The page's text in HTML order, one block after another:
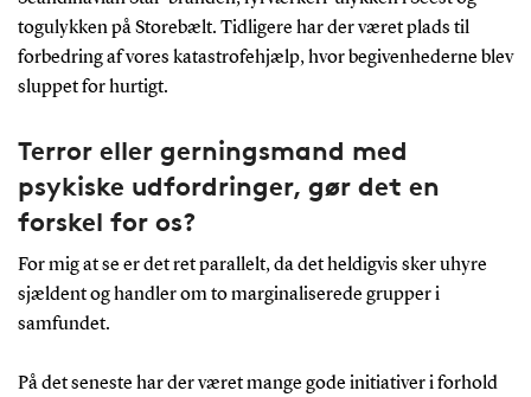
togulykken på Storebælt. Tidligere har der været plads til
forbedring af vores katastrofehjælp, hvor begivenhederne blev
sluppet for hurtigt.
Terror eller gerningsmand med
psykiske udfordringer, gør det en
forskel for os?
For mig at se er det ret parallelt, da det heldigvis sker uhyre
sjældent og handler om to marginaliserede grupper i
samfundet.
På det seneste har der været mange gode initiativer i forhold